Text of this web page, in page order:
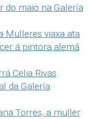
do maio na Galería
Mulleres viaxa ata
á pintora alemá
Celia Rivas
da Galería
Torres, a muller